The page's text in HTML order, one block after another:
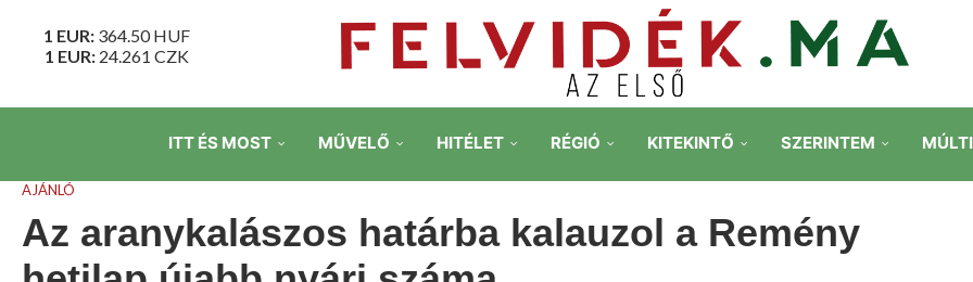
1 EUR: 364.50HUF
1 EUR: 24.261 CZK
ITT ÉS MOST MŰVELŐ HITÉLET RÉGIÓ KITEKINTŐ SZERINTEM
AJÁNLÓ
Az aranykalászos határba kalauzol a Remény